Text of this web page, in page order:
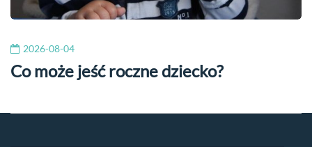
2026-08-04
Co może jeść roczne dziecko?